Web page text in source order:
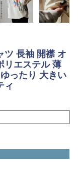
ツ 長袖 開襟 オ
リエステル 薄
ったり 大きい
ィ